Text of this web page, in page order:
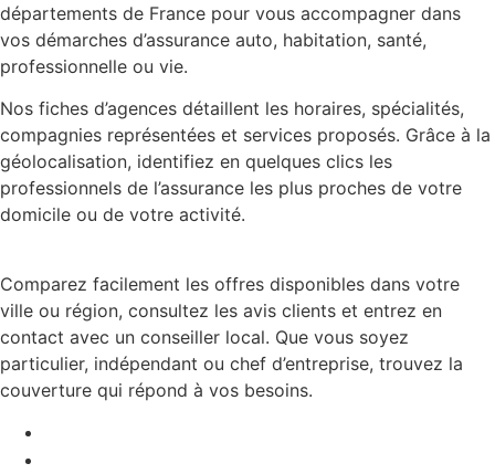
départements de France pour vous accompagner dans
vos démarches d’assurance auto, habitation, santé,
professionnelle ou vie.
Nos fiches d’agences détaillent les horaires, spécialités,
compagnies représentées et services proposés. Grâce à la
géolocalisation, identifiez en quelques clics les
professionnels de l’assurance les plus proches de votre
domicile ou de votre activité.
Comparez facilement les offres disponibles dans votre
ville ou région, consultez les avis clients et entrez en
contact avec un conseiller local. Que vous soyez
particulier, indépendant ou chef d’entreprise, trouvez la
couverture qui répond à vos besoins.